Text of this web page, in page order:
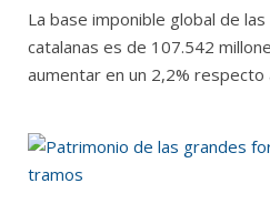
La base imponible global de
catalanas es de 107.542
aumentar en un 2,2%